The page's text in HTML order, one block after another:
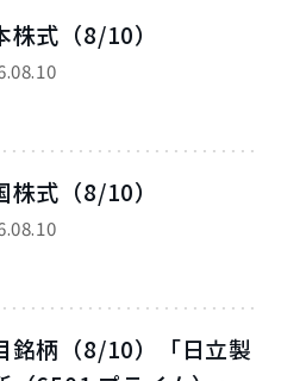
株式（8/10）
株式（8/10）
銘柄（8/10）「日立製